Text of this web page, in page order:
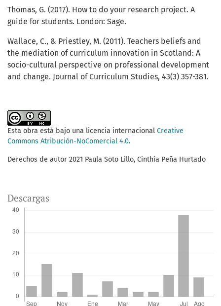
Thomas, G. (2017). How to do your research project. A
guide for students. London: Sage.
Wallace, C., & Priestley, M. (2011). Teachers beliefs and
the mediation of curriculum innovation in Scotland: A
socio-cultural perspective on professional development
and change. Journal of Curriculum Studies, 43(3) 357-381.
Esta obra está bajo una licencia internacional Creative
Commons Atribución-NoComercial 4.0.
Derechos de autor 2021 Paula Soto Lillo, Cinthia Peña Hurtado
Descargas